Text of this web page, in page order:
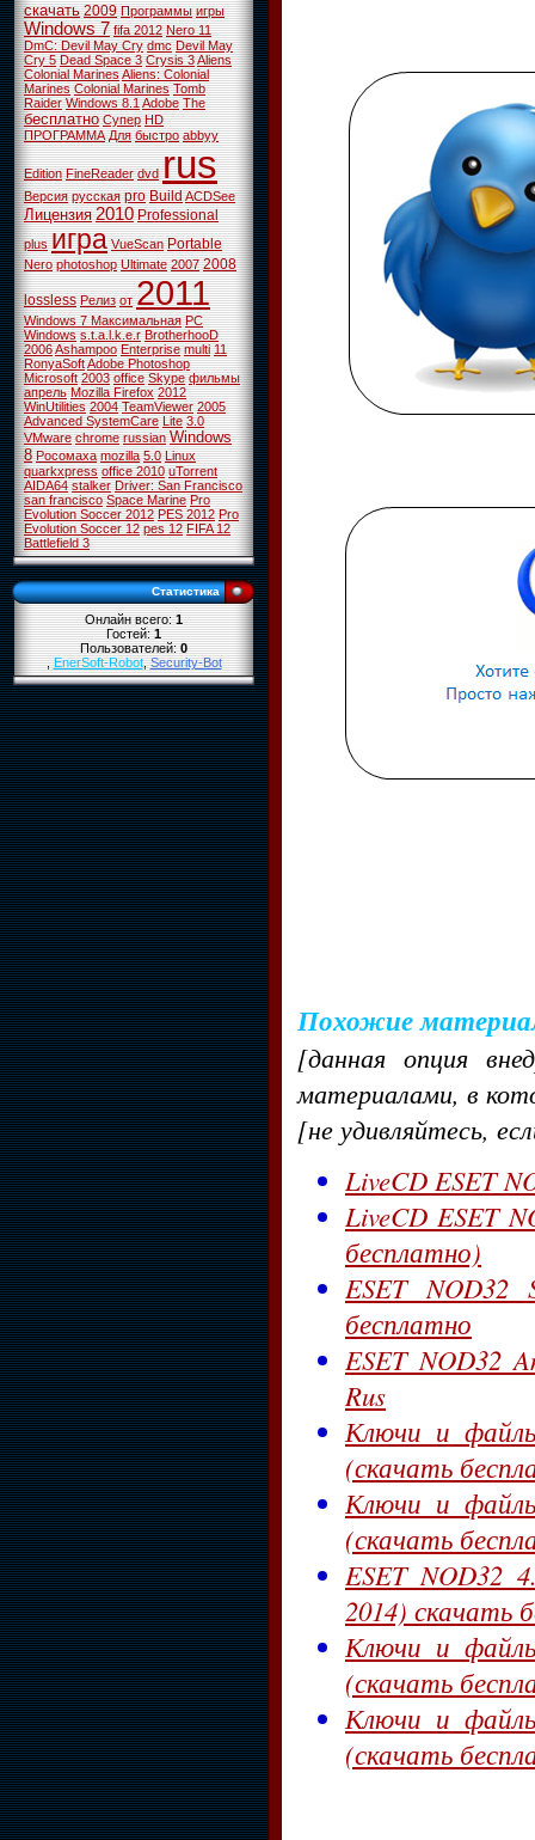
скачать 2009 Программы игры
Windows 7 fifa 2012 Nero 11
DmC: Devil May Cry dmc Devil May
Cry 5 Dead Space 3 Crysis 3Aliens
Colonial MarinesAliens: Colonial
Marines Colonial Marines Tomb
Raider Windows 8.1Adobe The
бесплатно Супер HD
ПРОГРАММА Для быстро abbyy
Edition FineReader dvd rus
Версия русская pro BuildACDSee
Лицензия 2010 Professional
plus игра VueScan Portable
Nero photoshop Ultimate 2007 2008
lossless Релиз от 2011
Windows 7 Максимальная PC
Windows s.t.a.l.k.e.r BrotherhooD
2006Ashampoo Enterprise multi 11
RonyaSoftAdobe Photoshop
Microsoft 2003 office Skype фильмы
апрель Mozilla Firefox 2012
WinUtilities 2004 TeamViewer 2005
Advanced SystemCare Lite 3.0
VMware chrome russian Windows
8 Росомаха mozilla 5.0 Linux
quarkxpress office 2010 uTorrent
AIDA64 stalker Driver: San Francisco
san francisco Space Marine Pro
Evolution Soccer 2012 PES 2012 Pro
Evolution Soccer 12 pes 12 FIFA 12
Battlefield 3
Статистика
Онлайн всего:1
Гостей:1
Пользователей:0
,EnerSoft-Robot,Security-Bot
Похожие
[данная опция
материалами, в
[не удивляйтесь,
LiveCD ESET
LiveCD ESET
бесплатно)
ESET NOD32
бесплатно
ESET NOD32
Rus
Ключи и
(скачать
Ключи и
(скачать
ESET NOD32
2014) скачать
Ключи и
(скачать
Ключи и
(скачать